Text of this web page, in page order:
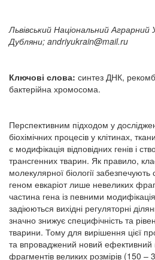
Львівський Національний Аграрний
Дубляни; andriyukrain@mail.ru
Ключові слова: синтез ДНК,
бактерійна хромосома.
Перспективним підходом у
біохімічних процесів у клітинах,
є модифікація відповідних генів і
трансгенних тварин. Як правило,
молекулярної біології
геном евкаріот лише невеликих
частина гена із певними
задіюються вихідні регуляторні
значно знижує специфічність та
тварини. Тому для вирішення цієї
та впроваджений новий ефективний
фрагментів великих розмірів (150 –